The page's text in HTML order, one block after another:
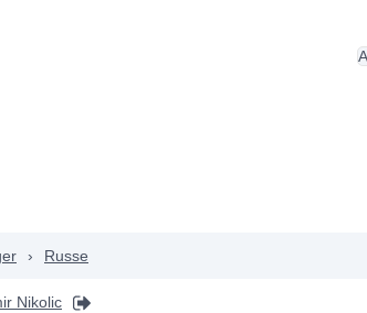
› Russe
Nikolic